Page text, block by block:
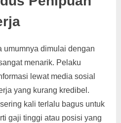
umumnya dimulai dengan
menarik. Pelaku
lewat media sosial
yang kurang kredibel.
kali terlalu bagus untuk
gaji tinggi atau posisi yang